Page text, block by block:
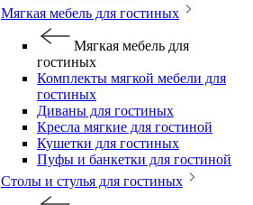
Мягкая мебель для гостиных
Мягкая мебель для
гостиных
Комплекты мягкой мебели для
гостиных
Диваны для гостиных
Кресла мягкие для гостиной
Кушетки для гостиных
Пуфы и банкетки для гостиной
Столы и стулья для гостиных